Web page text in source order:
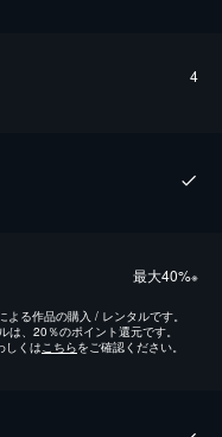
4
最⼤40%※
る作品の購入 / レンタルです。
、20％のポイント還元です。
しくはこちらをご確認ください。